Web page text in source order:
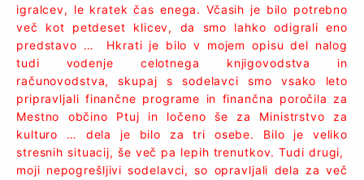
igralcev, le kratek čas enega. Včasih je bilo potrebno
več kot petdeset klicev, da smo lahko odigrali eno
predstavo … Hkrati je bilo v mojem opisu del nalog
tudi vodenje celotnega knjigovodstva in
računovodstva, skupaj s sodelavci smo vsako leto
pripravljali finančne programe in finančna poročila za
Mestno občino Ptuj in ločeno še za Ministrstvo za
kulturo … dela je bilo za tri osebe. Bilo je veliko
stresnih situacij, še več pa lepih trenutkov. Tudi drugi,
moji nepogrešljivi sodelavci, so opravljali dela za več